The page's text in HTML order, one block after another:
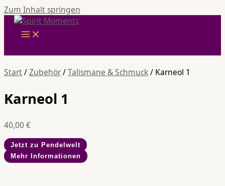
Zum Inhalt springen
Start/Zubehör/Talismane & Schmuck/ Karneol 1
Karneol 1
40,00 €
Jetzt zu Pendelwelt
Mehr Informationen